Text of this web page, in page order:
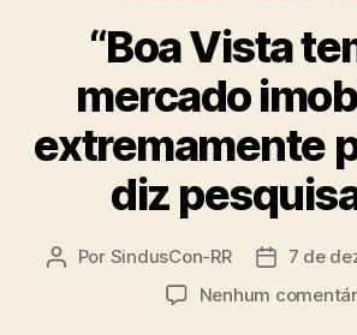
“Boa Vista
mercado
extremamente
diz
Autor
Por SindusCon-RR
Data7 de
Nenhum